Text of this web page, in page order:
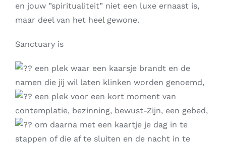
en jouw ”spiritualiteit” niet een luxe ernaast is,
maar deel van het heel gewone.
Sanctuary is
een plek waar een kaarsje brandt en de
namen die jij wil laten klinken worden genoemd,
een plek voor een kort moment van
contemplatie, bezinning, bewust-Zijn, een gebed,
om daarna met een kaartje je dag in te
stappen of die af te sluiten en de nacht in te